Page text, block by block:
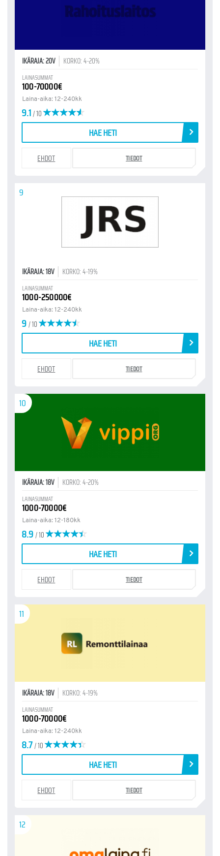
IKÄRAJA: 20V KORKO: 4-20%
LAINASUMMAT
100-70000€
Laina-aika: 12-240kk
9.1/ 10
HAE HETI
EHDOT TIEDOT
9
IKÄRAJA: 18V KORKO: 4-19%
LAINASUMMAT
1000-250000€
Laina-aika: 12-240kk
9/ 10
HAE HETI
EHDOT TIEDOT
10
IKÄRAJA: 18V KORKO: 4-20%
LAINASUMMAT
1000-70000€
Laina-aika: 12-180kk
8.9/ 10
HAE HETI
EHDOT TIEDOT
11
IKÄRAJA: 18V KORKO: 4-19%
LAINASUMMAT
1000-70000€
Laina-aika: 12-240kk
8.7/ 10
HAE HETI
EHDOT TIEDOT
12